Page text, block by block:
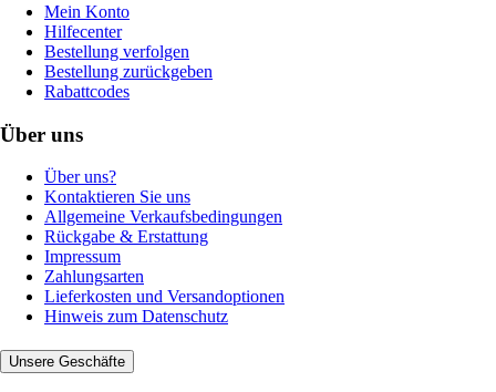
Mein Konto
Hilfecenter
Bestellung verfolgen
Bestellung zurückgeben
Rabattcodes
Über uns
Über uns?
Kontaktieren Sie uns
Allgemeine Verkaufsbedingungen
Rückgabe & Erstattung
Impressum
Zahlungsarten
Lieferkosten und Versandoptionen
Hinweis zum Datenschutz
Unsere Geschäfte